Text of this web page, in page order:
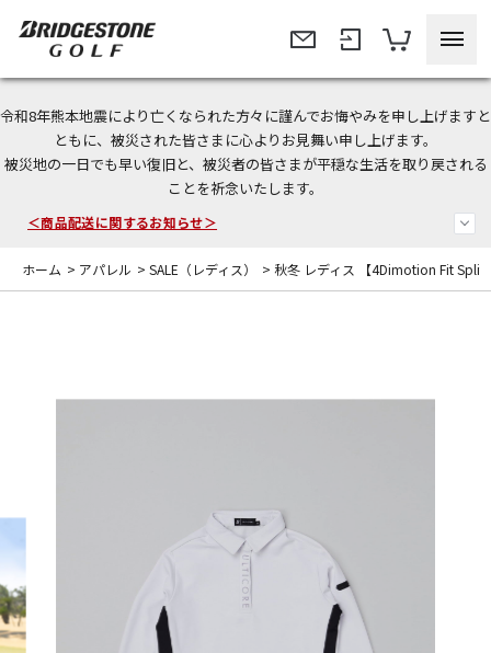
令和8年熊本地震により亡くなられた方々に謹んでお悔やみを申し上げますと
ともに、被災された皆さまに心よりお見舞い申し上げます。
被災地の一日でも早い復旧と、被災者の皆さまが平穏な生活を取り戻される
ことを祈念いたします。
＜夏季休暇中のご注文・発送・お問い合わせ＞
今なら新規会員登録で1,000円OFFクーポンプレゼント！
＜商品配送に関するお知らせ＞
ホーム > アパレル > SALE（レディス） > 秋冬 レディス 【4Dimotion Fit Split